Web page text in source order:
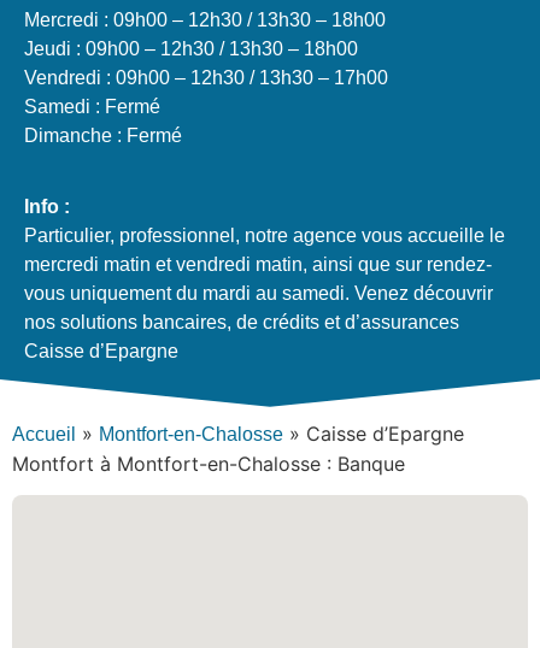
Mercredi : 09h00 – 12h30 / 13h30 – 18h00
Jeudi : 09h00 – 12h30 / 13h30 – 18h00
Vendredi : 09h00 – 12h30 / 13h30 – 17h00
Samedi : Fermé
Dimanche : Fermé
Info :
Particulier, professionnel, notre agence vous accueille le
mercredi matin et vendredi matin, ainsi que sur rendez-
vous uniquement du mardi au samedi. Venez découvrir
nos solutions bancaires, de crédits et d’assurances
Caisse d’Epargne
Accueil » Montfort-en-Chalosse » Caisse d’Epargne
Montfort à Montfort-en-Chalosse : Banque